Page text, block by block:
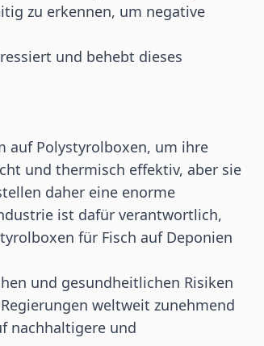
zu erkennen, um negative
und behebt dieses
auf Polystyrolboxen, um ihre
und thermisch effektiv, aber sie
daher eine enorme
ist dafür verantwortlich,
für Fisch auf Deponien
und gesundheitlichen Risiken
weltweit zunehmend
nachhaltigere und